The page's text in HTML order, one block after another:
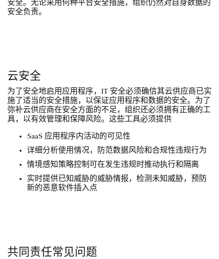
安全。无论采用何种平台安全措施，组织仍然对自身数据的
安全负责。
云安全
为了安全地启用应用程序，IT 安全必须确信其云供应商已实
施了适当的安全措施，以保证应用程序和数据的安全。为了
弥补云供应商在安全方面的不足，组织还必须拥有正确的工
具，以有效管理和保障风险。这些工具必须提供
SaaS 应用程序内活动的可见性
详细分析使用情况，防范数据风险和合规性违规行为
情境感知策略控制可在发生违规时推动执行和隔离
实时提供已知威胁的威胁情报，检测未知威胁，预防
新的恶意软件插入点
共同责任常见问题